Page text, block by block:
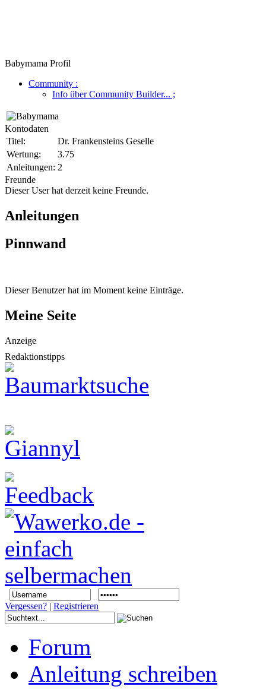
Babymama Profil
Community :
Info über Community Builder... ;
Kontodaten
Titel:
Dr. Frankensteins Geselle
Wertung:
3.75
Anleitungen: 2
Freunde
Dieser User hat derzeit keine Freunde.
Anleitungen
Pinnwand
Dieser Benutzer hat im Moment keine Einträge.
Meine Seite
Anzeige
Redaktionstipps
Vergessen? | Registrieren
Forum
Anleitung schreiben